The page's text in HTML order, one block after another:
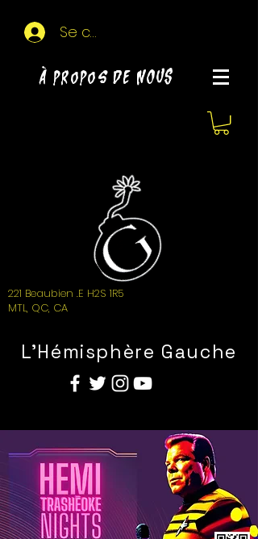
Se connecter
À propos de NOUS
221 Beaubien .E H2S 1R5
MTL, QC, CA
L'Hémisphère Gauche